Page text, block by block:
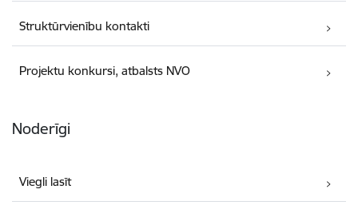
Struktūrvienību kontakti
Projektu konkursi, atbalsts NVO
Noderīgi
Viegli lasīt